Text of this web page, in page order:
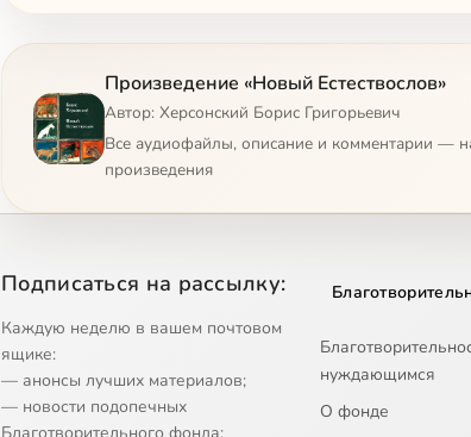
12 Муравьиный лев
15 Страус
16 Баран
17 Ворона
Произведение «Новый Естествослов»
Автор: Херсонский Борис Григорьевич
Все аудиофайлы, описание и комментарии —
произведения
Подписаться на рассылку:
Каждую неделю в вашем почтовом
ящике:
— анонсы лучших материалов;
— новости подопечных
нуждающимся
О фонде